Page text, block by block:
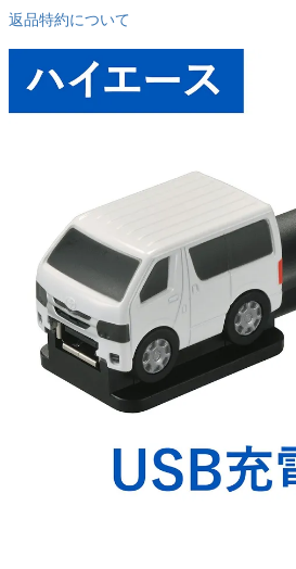
返品特約について